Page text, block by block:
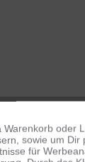
oder
sowie um Dir
für